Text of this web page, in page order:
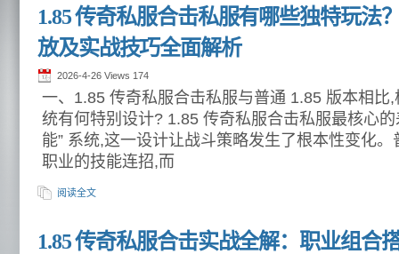
1.85 传奇私服合击私服有哪些独特玩法
放及实战技巧全面解析
2026-4-26 Views 174
一、1.85 传奇私服合击私服与普通 1.85 版本相比
统有何特别设计? 1.85 传奇私服合击私服最核心
能” 系统,这一设计让战斗策略发生了根本性变化
职业的技能连招,而
阅读全文
1.85 传奇私服合击实战全解：职业组合